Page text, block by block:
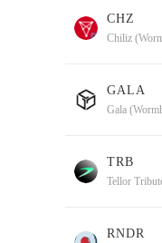
CHZ
Chiliz
GALA
Gala
TRB
Tellor
RNDR